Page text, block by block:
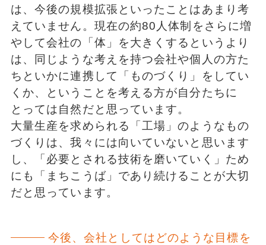
は、今後の規模拡張といったことはあまり考
えていません。現在の約80人体制をさらに増
やして会社の「体」を大きくするというより
は、同じような考えを持つ会社や個人の方た
ちといかに連携して「ものづくり」をしてい
くか、ということを考える方が自分たちに
とっては自然だと思っています。
大量生産を求められる「工場」のようなもの
づくりは、我々には向いていないと思います
し、「必要とされる技術を磨いていく」ため
にも「まちこうば」であり続けることが大切
だと思っています。
今後、会社としてはどのような目標を